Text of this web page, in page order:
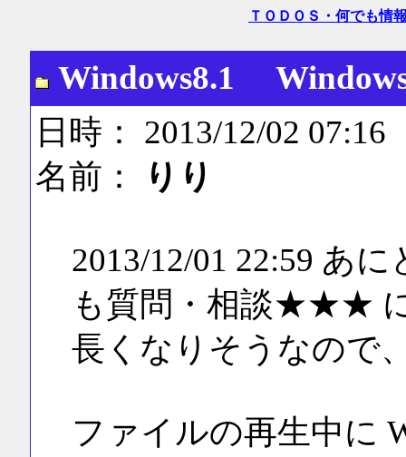
ＴＯＤＯＳ・何でも情
Windows8.1
日時： 2013/12/02 07:16
名前：
りり
2013/12/01 22:59
も質問・相談★★★
長くなりそうなので
ファイルの再生中に